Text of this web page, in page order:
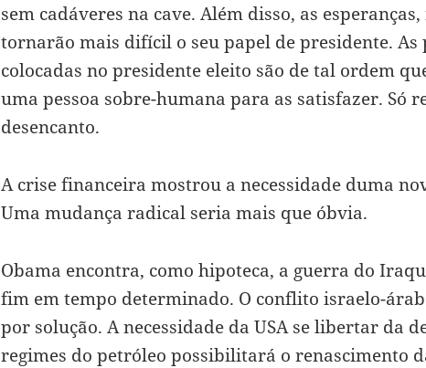
sem cadáveres na cave. Além disso, as
tornarão mais difícil o seu papel de presidente. As
colocadas no presidente eleito são de tal ordem
uma pessoa sobre-humana para as satisfazer. Só
desencanto.
A crise financeira mostrou a necessidade duma
Uma mudança radical seria mais que óbvia.
Obama encontra, como hipoteca, a guerra do
fim em tempo determinado. O conflito israelo-
por solução. A necessidade da USA se libertar da
regimes do petróleo possibilitará o renascimento